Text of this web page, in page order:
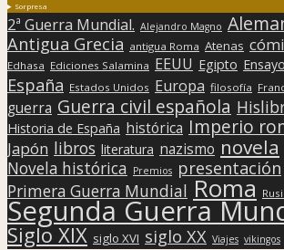
Sorpresa
2ª Guerra Mundial. Alejandro Magno
Antigua Grecia antigua Roma Atenas
Edhasa Ediciones Salamina EEUU Egipto Ensayo
España Estados Unidos Europa filosofía
guerra Guerra civil española
Historia de España histórica Imperio
Japón libros literatura nazismo novela
Novela histórica Premios presentación
Primera Guerra Mundial Roma
Segunda Guerra
Siglo XIX siglo XVI siglo XX Viajes vikingos